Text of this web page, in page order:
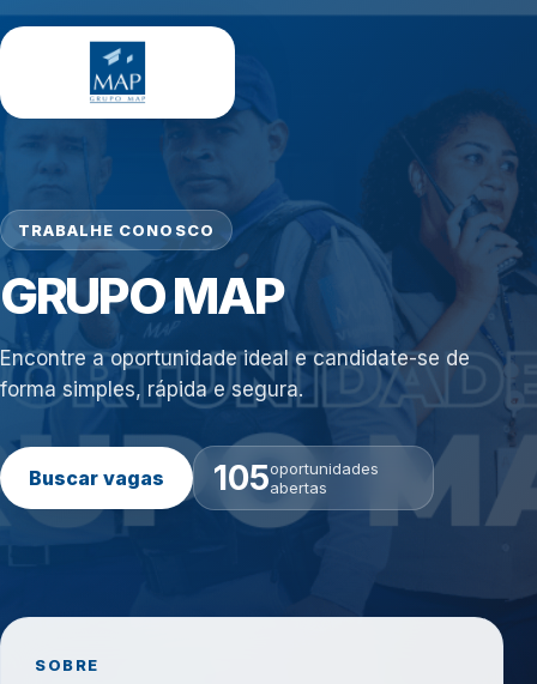
TRABALHE CONOSCO
GRUPO MAP
Encontre a oportunidade ideal e candidate-se de
forma simples, rápida e segura.
Buscar vagas 105oportunidades
abertas
SOBRE